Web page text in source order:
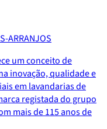
ARRANJOS
um conceito de
inovação, qualidade e
em lavandarias de
registada do grupo
mais de 115 anos de